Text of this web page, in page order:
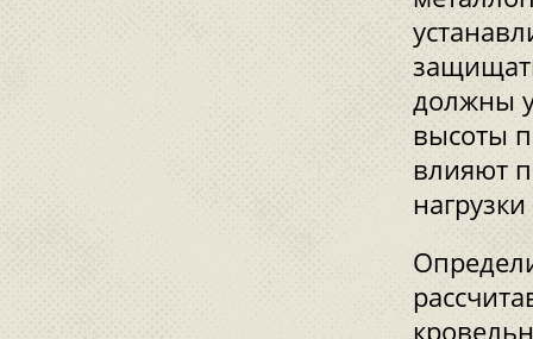
должны
высоты
влияют